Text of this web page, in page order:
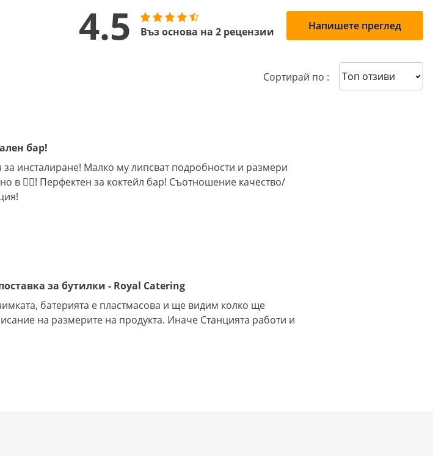
4.5 Въз основа на 2 рецензии Напишете преглед
Сортирай по : Sort reviews
бар!
за инсталиране! Малко му липсват подробности и размери
в 😮‍💨! Перфектен за коктейл бар! Съотношение качество/
за бутилки - Royal Catering
батерията е пластмасова и ще видим колко ще
на размерите на продукта. Иначе Станцията работи и